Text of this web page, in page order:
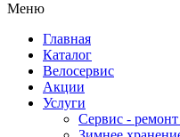
Меню
Главная
Каталог
Велосервис
Акции
Услуги
Сервис - ремонт